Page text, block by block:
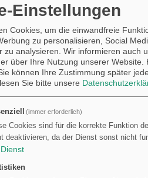
•Frau• Onkel• Spiel• Nikolaus
•Vatertag •Begleiten•Ehrentag
•Zimmer •Betrag •Weihnacht•Eifel•
•Schule•Patenonkel• Family•
• Einschulung • Lesen •Ostergeschenk•
Gutscheinvorlagen zu Sport & Freizeit:
260 Geschenkideen für
Einstellungen
Cookies, um die einwandfreie
zu personalisieren, Social
zu analysieren. Wir informieren auch
über Ihre Nutzung unserer
können Ihre Zustimmung später
Sie bitte unsere
(immer erforderlich)
Cookies sind für die korrekte Funktion
deaktivieren, da der Dienst sonst nicht
Dienst